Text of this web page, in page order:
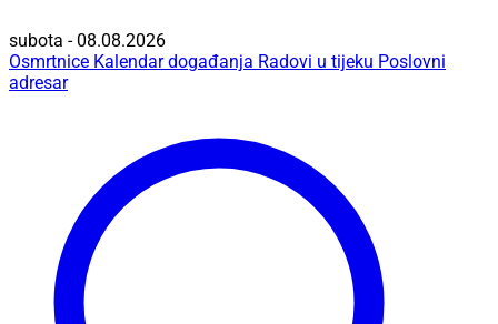
subota - 08.08.2026
Osmrtnice Kalendar događanja Radovi u tijeku Poslovni
adresar